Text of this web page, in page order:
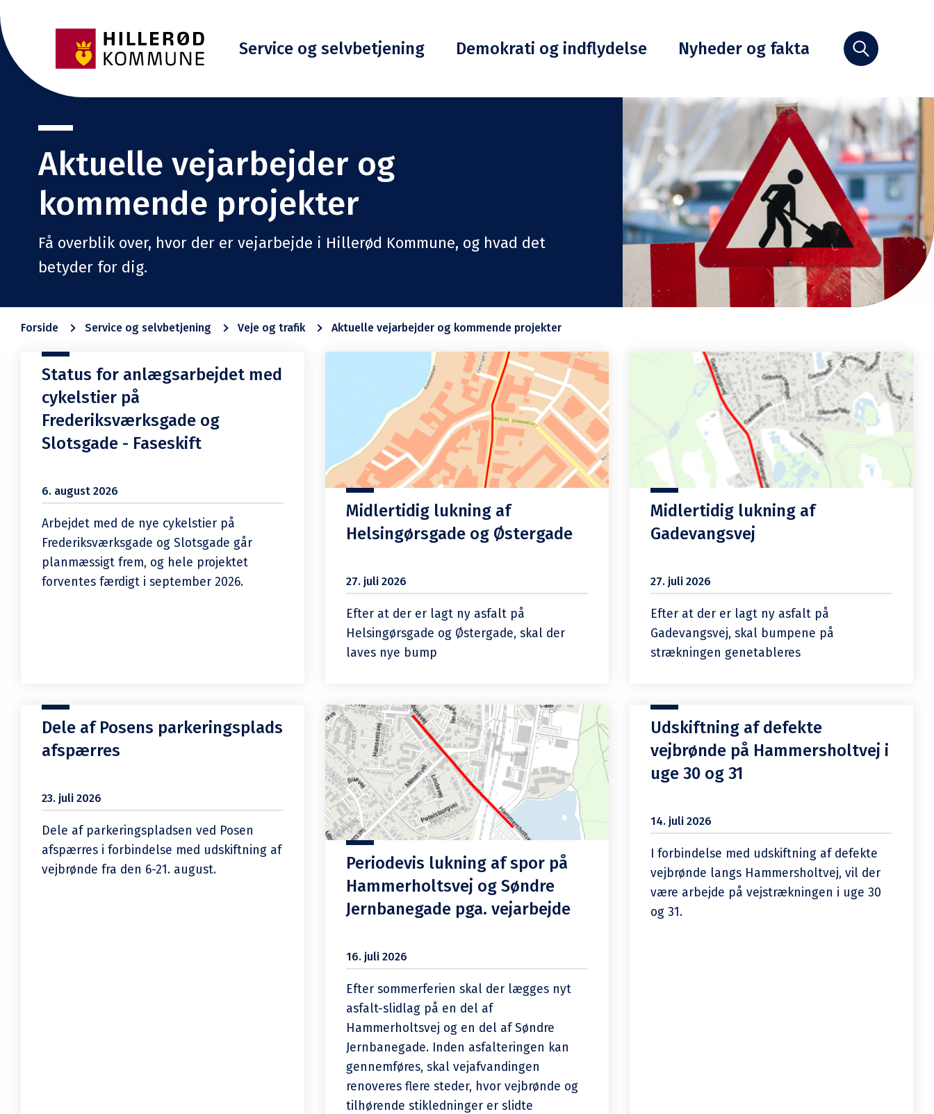
Service og selvbetjening Demokrati og indflydelse Nyheder og fakta Søg
Aktuelle vejarbejder og
kommende projekter
Få overblik over, hvor der er vejarbejde i Hillerød Kommune, og hvad det
betyder for dig.
Forside Service og selvbetjening Veje og trafik Aktuelle vejarbejder og kommende projekter
Status for anlægsarbejdet med
cykelstier på
Frederiksværksgade og
Slotsgade - Faseskift
6. august 2026
Arbejdet med de nye cykelstier på
Frederiksværksgade og Slotsgade går
planmæssigt frem, og hele projektet
forventes færdigt i september 2026.
Midlertidig lukning af
Helsingørsgade og Østergade
27. juli 2026
Efter at der er lagt ny asfalt på
Helsingørsgade og Østergade, skal der
laves nye bump
Midlertidig lukning af
Gadevangsvej
27. juli 2026
Efter at der er lagt ny asfalt på
Gadevangsvej, skal bumpene på
strækningen genetableres
Dele af Posens parkeringsplads
afspærres
23. juli 2026
Dele af parkeringspladsen ved Posen
afspærres i forbindelse med udskiftning af
vejbrønde fra den 6-21. august.
Periodevis lukning af spor på
Hammerholtsvej og Søndre
Jernbanegade pga. vejarbejde
16. juli 2026
Efter sommerferien skal der lægges nyt
asfalt-slidlag på en del af
Hammerholtsvej og en del af Søndre
Jernbanegade. Inden asfalteringen kan
gennemføres, skal vejafvandingen
renoveres flere steder, hvor vejbrønde og
tilhørende stikledninger er slidte
Udskiftning af defekte
vejbrønde på Hammersholtvej i
uge 30 og 31
14. juli 2026
I forbindelse med udskiftning af defekte
vejbrønde langs Hammersholtvej, vil der
være arbejde på vejstrækningen i uge 30
og 31.